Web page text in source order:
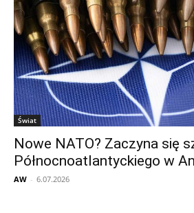
Świat
Nowe NATO? Zaczyna się
Północnoatlantyckiego w
AW - 6.07.2026